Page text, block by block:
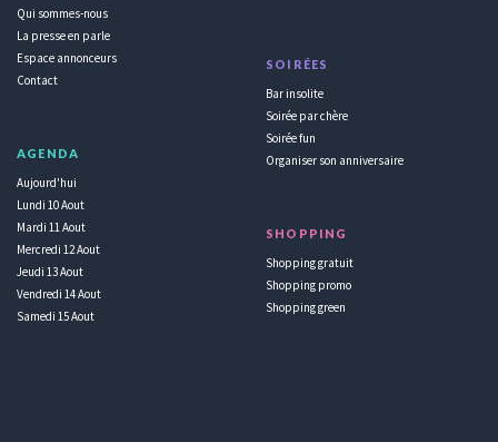
Qui sommes-nous
La presse en parle
Espace annonceurs
Contact
AGENDA
Aujourd'hui
Lundi 10 Aout
Mardi 11 Aout
Mercredi 12 Aout
Jeudi 13 Aout
Vendredi 14 Aout
Samedi 15 Aout
SOIRÉES
Bar insolite
Soirée par chère
Soirée fun
Organiser son anniversaire
SHOPPING
Shopping gratuit
Shopping promo
Shopping green